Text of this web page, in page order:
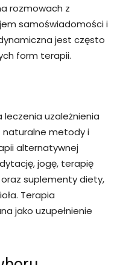
rozmowach z
samoświadomości i
jest często
form terapii.
uzależnienia
naturalne metody i
alternatywnej
jogę, terapię
suplementy diety,
Terapia
jako uzupełnienie